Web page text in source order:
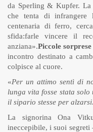
da Sperling & Kupfer. La
che tenta di infrangere
centenaria di ferro,
sfida:farle vincere il
anziana».Piccole
incontro destinato a
colpisce al cuore.
«Per un attimo sentì di
lunga vita fosse stata
il sipario stesse per
La signorina Ona
ineccepibile, i suoi segreti